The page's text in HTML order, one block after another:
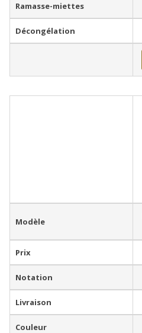
Ramasse-miettes
Décongélation
Modèle
Prix
Notation
Livraison
Couleur